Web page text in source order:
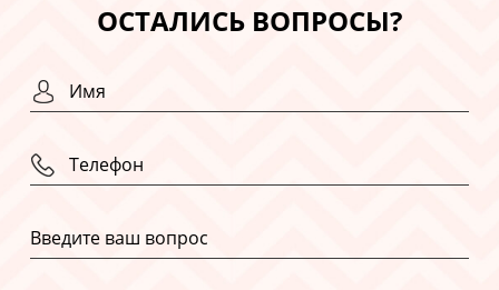
ОСТАЛИСЬ ВОПРОСЫ?